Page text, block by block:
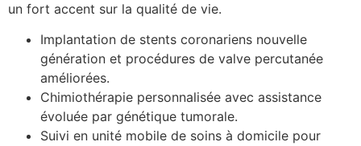
un fort accent sur la qualité de vie.
Implantation de stents coronariens nouvelle
génération et procédures de valve percutanée
améliorées.
Chimiothérapie personnalisée avec assistance
évoluée par génétique tumorale.
Suivi en unité mobile de soins à domicile pour